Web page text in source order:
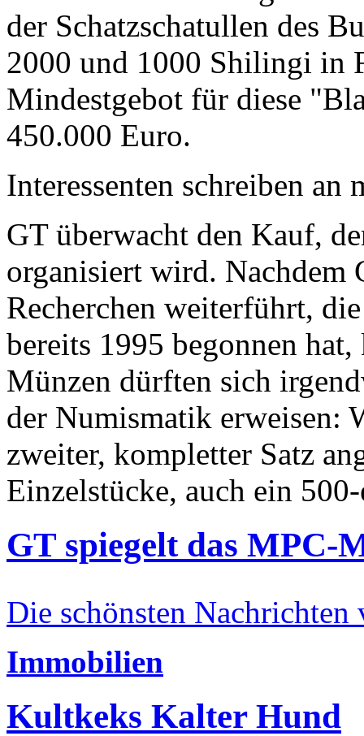
der Schatzschatullen des
2000 und 1000 Shilingi in
Mindestgebot für diese
450.000 Euro.
Interessenten schreiben
GT überwacht den Kauf,
organisiert wird. Nachdem
Recherchen weiterführt,
bereits 1995 begonnen
Münzen dürften sich
der Numismatik erweisen:
zweiter, kompletter Satz
Einzelstücke, auch ein
GT spiegelt das MPC-
Die schönsten Nachrichten
Immobilien
Kultkeks Kalter Hund